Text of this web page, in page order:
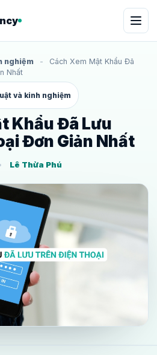
nghiệm -
Cách Xem Mật Khẩu Đã
Nhất
và kinh nghiệm
Khẩu Đã Lưu
Đơn Giản Nhất
Lê Thừa Phú